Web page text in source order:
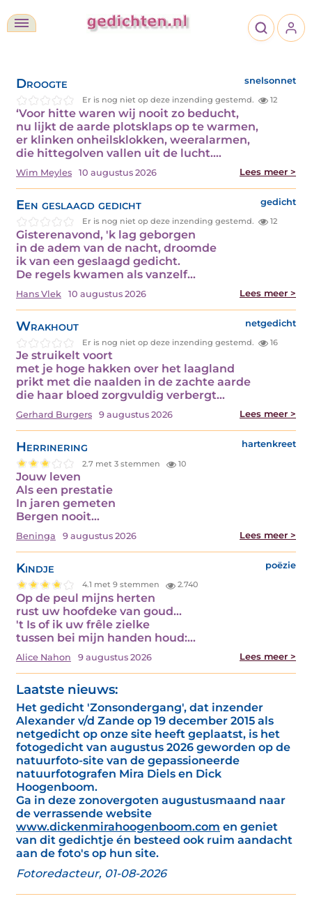
Droogte snelsonnet
Er is nog niet op deze inzending gestemd. 12
‘Voor hitte waren wij nooit zo beducht,
nu lijkt de aarde plotsklaps op te warmen,
er klinken onheilsklokken, weeralarmen,
die hittegolven vallen uit de lucht.…
Wim Meyles 10 augustus 2026 Lees meer >
Een geslaagd gedicht gedicht
Er is nog niet op deze inzending gestemd. 12
Gisterenavond, 'k lag geborgen
in de adem van de nacht, droomde
ik van een geslaagd gedicht.
De regels kwamen als vanzelf…
Hans Vlek 10 augustus 2026 Lees meer >
Wrakhout netgedicht
Er is nog niet op deze inzending gestemd. 16
Je struikelt voort
met je hoge hakken over het laagland
prikt met die naalden in de zachte aarde
die haar bloed zorgvuldig verbergt…
Gerhard Burgers 9 augustus 2026 Lees meer >
Herrinering hartenkreet
2.7 met 3 stemmen 10
Jouw leven
Als een prestatie
In jaren gemeten
Bergen nooit…
Beninga 9 augustus 2026 Lees meer >
Kindje poëzie
4.1 met 9 stemmen 2.740
Op de peul mijns herten
rust uw hoofdeke van goud...
't Is of ik uw frêle zielke
tussen bei mijn handen houd:…
Alice Nahon 9 augustus 2026 Lees meer >
Laatste nieuws:
Het gedicht 'Zonsondergang', dat inzender
Alexander v/d Zande op 19 december 2015 als
netgedicht op onze site heeft geplaatst, is het
fotogedicht van augustus 2026 geworden op de
natuurfoto-site van de gepassioneerde
natuurfotografen Mira Diels en Dick
Hoogenboom.
Ga in deze zonovergoten augustusmaand naar
de verrassende website
www.dickenmirahoogenboom.com en geniet
van dit gedichtje én besteed ook ruim aandacht
aan de foto's op hun site.
Fotoredacteur, 01-08-2026